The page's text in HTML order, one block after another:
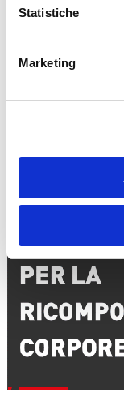
Statistiche
Marketing
Email*
Sito web
15WORKOUT